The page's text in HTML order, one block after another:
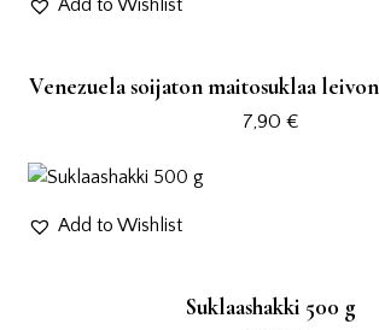
Add to Wishlist
Venezuela soijaton maitosuklaa
7,90 €
Add to Wishlist
Suklaashakki 500 g